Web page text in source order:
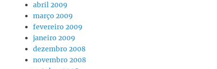
abril 2009
março 2009
fevereiro 2009
janeiro 2009
dezembro 2008
novembro 2008